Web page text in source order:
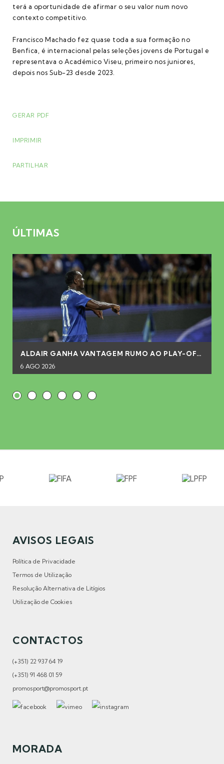
terá a oportunidade de afirmar o seu valor num novo
contexto competitivo.
Francisco Machado fez quase toda a sua formação no
Benfica, é internacional pelas seleções jovens de Portugal e
representava o Académico Viseu, primeiro nos juniores,
depois nos Sub-23 desde 2023.
GERAR PDF
IMPRIMIR
PARTILHAR
ÚLTIMAS
ALDAIR GANHA VANTAGEM RUMO AO PLAY-OFF DA CHAMPIONS
6 AGO 2026
AVISOS LEGAIS
Política de Privacidade
Termos de Utilização
Resolução Alternativa de Litígios
Utilização de Cookies
CONTACTOS
(+351) 22 937 64 19
(+351) 91 468 01 59
promosport@promosport.pt
MORADA